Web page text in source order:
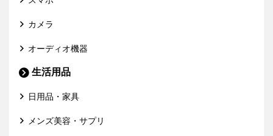
カメラ
オーディオ機器
生活用品
日用品・家具
メンズ美容・サプリ